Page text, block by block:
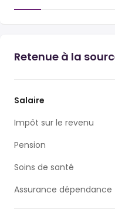
Retenue à la
Salaire
Impôt sur le revenu
Pension
Soins de santé
Assurance dépendance